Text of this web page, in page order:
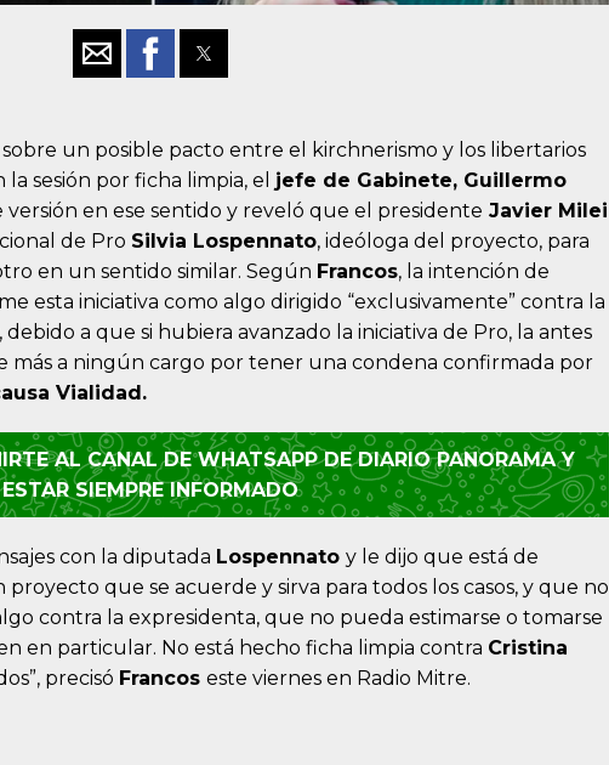
un posible pacto entre el kirchnerismo y los libertarios
sesión por ficha limpia, el jefe de Gabinete, Guillermo
en ese sentido y reveló que el presidente Javier Milei
de Pro Silvia Lospennato, ideóloga del proyecto, para
en un sentido similar. Según Francos, la intención de
esta iniciativa como algo dirigido “exclusivamente” contra la
, debido a que si hubiera avanzado la iniciativa de Pro, la antes
más a ningún cargo por tener una condena confirmada por
Vialidad.
AL CANAL DE WHATSAPP DE DIARIO PANORAMA Y
ESTAR SIEMPRE INFORMADO
con la diputada Lospennato y le dijo que está de
que se acuerde y sirva para todos los casos, y que no
contra la expresidenta, que no pueda estimarse o tomarse
en particular. No está hecho ficha limpia contra Cristina
precisó Francos este viernes en Radio Mitre.